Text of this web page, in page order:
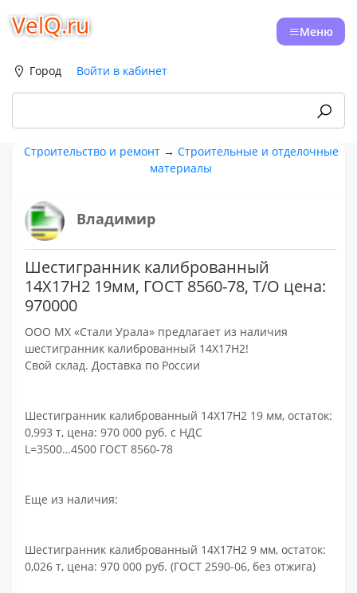
VelQ.ru Меню
Город Войти в кабинет
Строительство и ремонт→ Строительные и отделочные
материалы
Владимир
Шестигранник калиброванный
14Х17Н2 19мм, ГОСТ 8560-78, Т/О цена:
970000
ООО МХ «Стали Урала» предлагает из наличия
шестигранник калиброванный 14Х17Н2!
Свой склад. Доставка по России
Шестигранник калиброванный 14Х17Н2 19 мм, остаток:
0,993 т, цена: 970 000 руб. с НДС
L=3500…4500 ГОСТ 8560-78
Еще из наличия:
Шестигранник калиброванный 14Х17Н2 9 мм, остаток:
0,026 т, цена: 970 000 руб. (ГОСТ 2590-06, без отжига)